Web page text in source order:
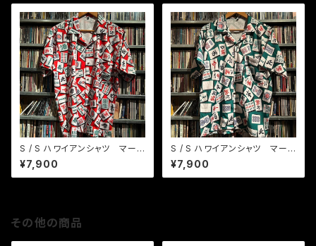
S / S ハワイアンシャツ マー
ジャン牌 RD
¥7,900
S / S ハワイアンシャツ マー
ジャン牌 GR
¥7,900
その他の商品